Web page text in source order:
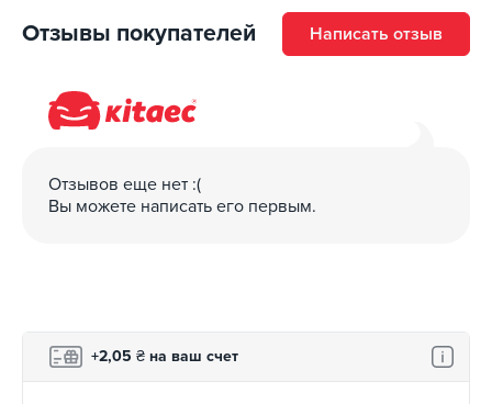
На товар распространяется гарантия, установленная
действительны в течение 14 дней после получения.
Для более подробного ознакомления перейдите на
Зарегистрированные покупатели могут
Отзывы покупателей Написать отзыв
Отзывов еще нет :(
Вы можете написать его первым.
+2,05 ₴ на ваш счет